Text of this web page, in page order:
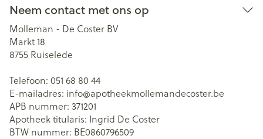
Neem contact met ons op
Molleman - De Coster BV
Markt 18
8755 Ruiselede
Telefoon: 051 68 80 44
E-mailadres: info@apotheekmollemandecoster.be
APB nummer: 371201
Apotheek titularis: Ingrid De Coster
BTW nummer: BE0860796509